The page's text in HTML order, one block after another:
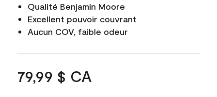
Qualité Benjamin Moore
Excellent pouvoir couvrant
Aucun COV, faible odeur
79,99 $ CA